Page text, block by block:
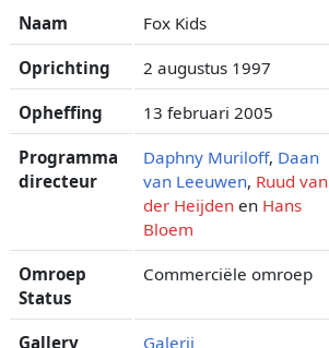
Naam Fox Kids
Oprichting 2 augustus 1997
Opheffing 13 februari 2005
Programma
directeur
Daphny Muriloff, Daan
van Leeuwen, Ruud van
der Heijdenen Hans
Bloem
Omroep
Status
Commerciële omroep
Gallery Galerij